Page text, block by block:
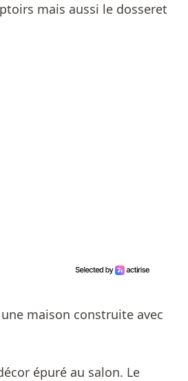
mais aussi le dosseret
épuré au salon. Le